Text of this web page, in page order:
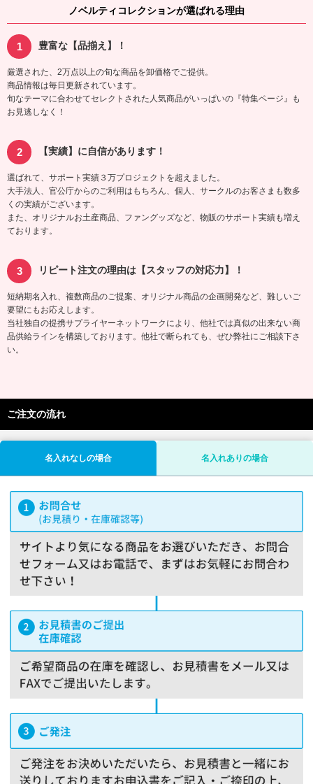
ノベルティコレクションが選ばれる理由
豊富な【品揃え】！
厳選された、2万点以上の旬な商品を卸価格でご提供。
商品情報は毎日更新されています。
旬なテーマに合わせてセレクトされた人気商品がいっぱいの『特集ページ』も
お見逃しなく！
【実績】に自信があります！
選ばれて、サポート実績３万プロジェクトを超えました。
大手法人、官公庁からのご利用はもちろん、個人、サークルのお客さまも数多
くの実績がございます。
また、オリジナルお土産商品、ファングッズなど、物販のサポート実績も増え
ております。
リピート注文の理由は【スタッフの対応力】！
短納期名入れ、複数商品のご提案、オリジナル商品の企画開発など、難しいご
要望にもお応えします。
当社独自の提携サプライヤーネットワークにより、他社では真似の出来ない商
品供給ラインを構築しております。他社で断られても、ぜひ弊社にご相談下さ
い。
ご注文の流れ
名入れなしの場合 名入れありの場合